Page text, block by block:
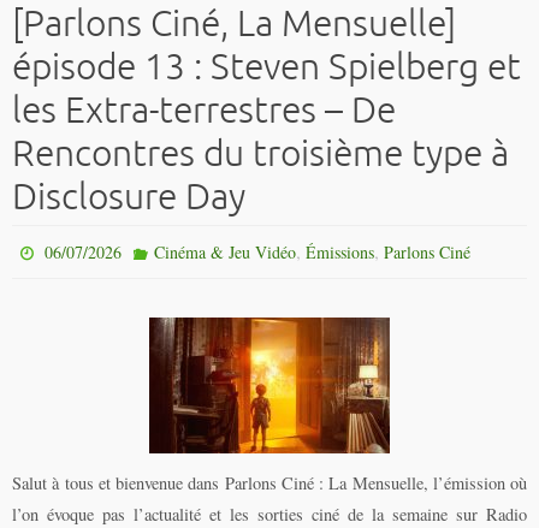
[Parlons Ciné, La Mensuelle]
épisode 13 : Steven Spielberg et
les Extra-terrestres – De
Rencontres du troisième type à
Disclosure Day
06/07/2026 Cinéma & Jeu Vidéo, Émissions, Parlons Ciné
Salut à tous et bienvenue dans Parlons Ciné : La Mensuelle, l’émission où
l’on évoque pas l’actualité et les sorties ciné de la semaine sur Radio